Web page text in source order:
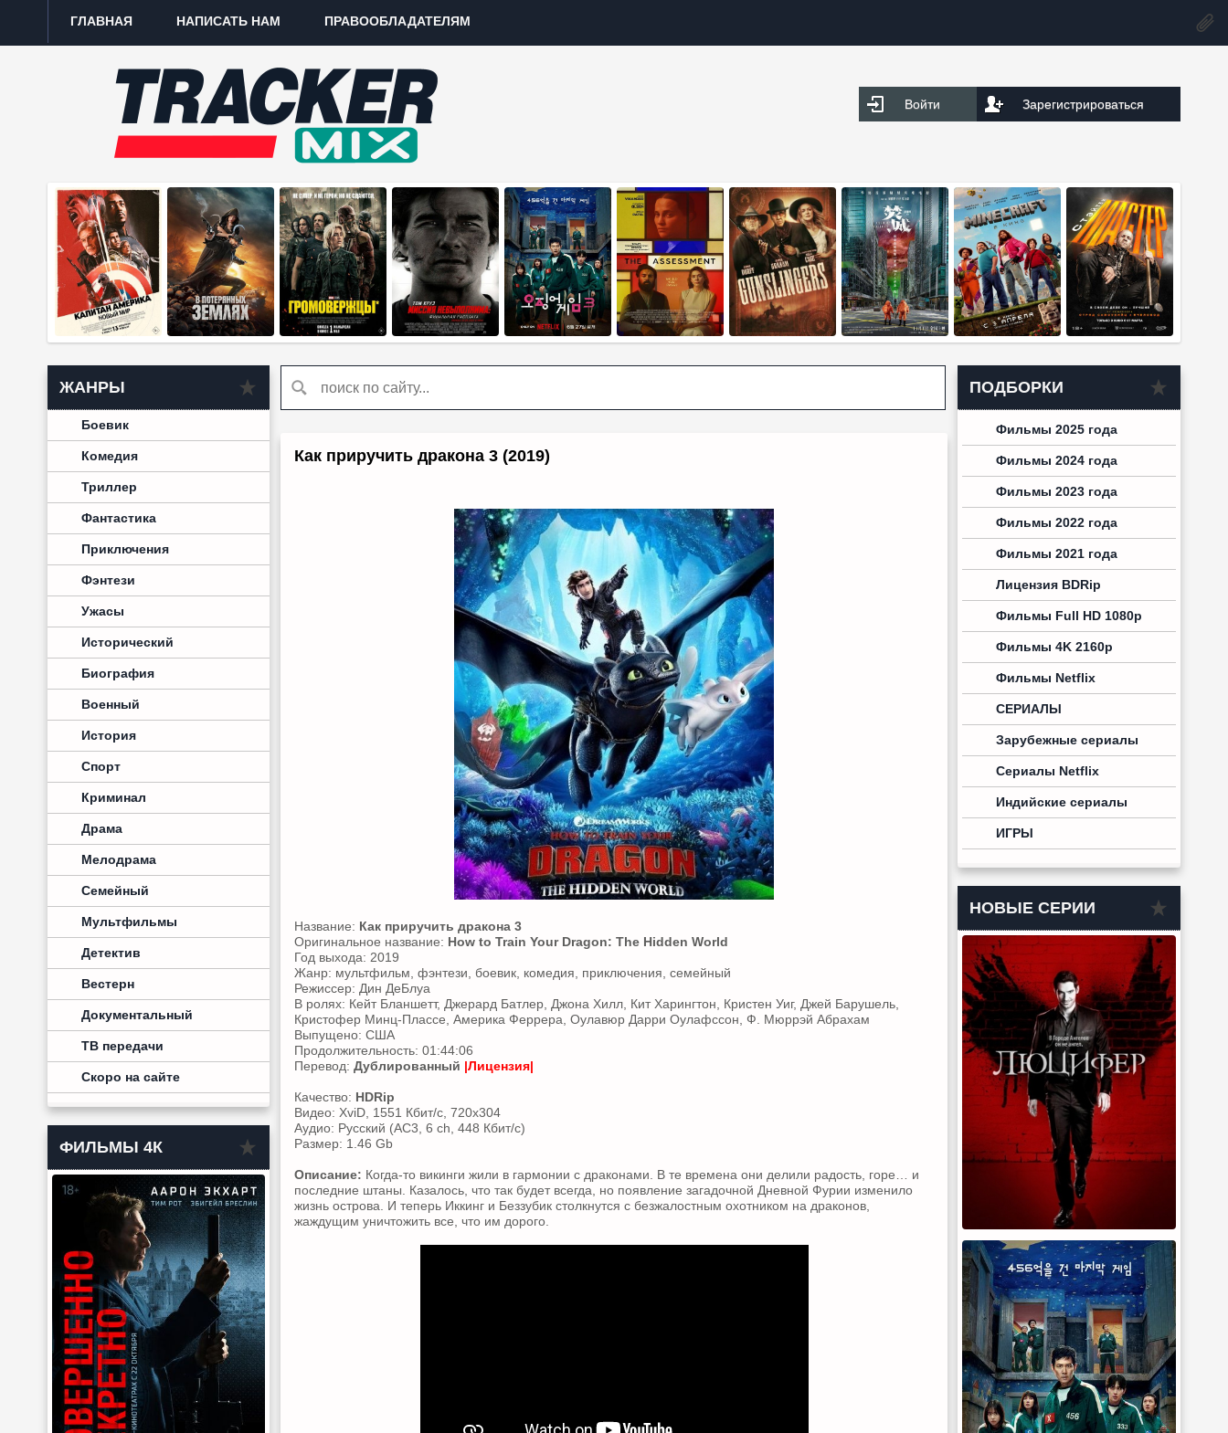
ГЛАВНАЯ НАПИСАТЬ НАМ ПРАВООБЛАДАТЕЛЯМ
Войти Зарегистрироваться
ЖАНРЫ
Боевик
Комедия
Триллер
Фантастика
Приключения
Фэнтези
Ужасы
Исторический
Биография
Военный
История
Спорт
Криминал
Драма
Мелодрама
Семейный
Мультфильмы
Детектив
Вестерн
Документальный
ТВ передачи
Скоро на сайте
ФИЛЬМЫ 4К
Как приручить дракона 3 (2019)
Название: Как приручить дракона 3
Оригинальное название: How to Train Your Dragon: The Hidden World
Год выхода: 2019
Жанр: мультфильм, фэнтези, боевик, комедия, приключения, семейный
Режиссер: Дин ДеБлуа
В ролях: Кейт Бланшетт, Джерард Батлер, Джона Хилл, Кит Харингтон, Кристен Уиг, Джей Барушель,
Кристофер Минц-Плассе, Америка Феррера, Оулавюр Дарри Оулафссон, Ф. Мюррэй Абрахам
Выпущено: США
Продолжительность: 01:44:06
Перевод: Дублированный |Лицензия|
Качество: HDRip
Видео: XviD, 1551 Кбит/с, 720x304
Аудио: Русский (AC3, 6 ch, 448 Кбит/с)
Размер: 1.46 Gb
Описание: Когда-то викинги жили в гармонии с драконами. В те времена они делили радость, горе… и
последние штаны. Казалось, что так будет всегда, но появление загадочной Дневной Фурии изменило
жизнь острова. И теперь Иккинг и Беззубик столкнутся с безжалостным охотником на драконов,
жаждущим уничтожить все, что им дорого.
ПОДБОРКИ
Фильмы 2025 года
Фильмы 2024 года
Фильмы 2023 года
Фильмы 2022 года
Фильмы 2021 года
Лицензия BDRip
Фильмы Full HD 1080p
Фильмы 4K 2160p
Фильмы Netflix
СЕРИАЛЫ
Зарубежные сериалы
Сериалы Netflix
Индийские сериалы
ИГРЫ
НОВЫЕ СЕРИИ